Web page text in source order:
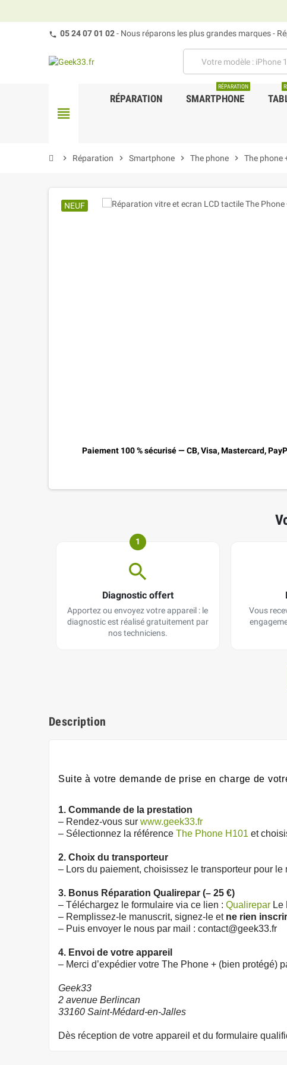
05 24 07 01 02- Nous réparons les plus grandes marques -
view_headline
RÉPARATION SMARTPHONE
RÉPARATION
chevron_right Réparation chevron_right Smartphone chevron_right The phone chevron_right The phone
NEUF
Paiement 100 % sécurisé — CB, Visa, Mastercard,
1
Diagnostic offert
Apportez ou envoyez votre appareil : le
diagnostic est réalisé gratuitement par
nos techniciens.
Vous
Description
Suite à votre demande de prise en charge de
1. Commande de la prestation
– Rendez-vous sur www.geek33.fr
– Sélectionnez la référence The Phone H101 et
2. Choix du transporteur
– Lors du paiement, choisissez le transporteur pour le
3. Bonus Réparation Qualirepar (– 25 €)
– Téléchargez le formulaire via ce lien : Qualirepar Le
– Remplissez-le manuscrit, signez-le et ne rien
– Puis envoyer le nous par mail : contact@geek33.fr
4. Envoi de votre appareil
– Merci d’expédier votre The Phone + (bien protégé)
Geek33
2 avenue Berlincan
33160 Saint-Médard-en-Jalles
Dès réception de votre appareil et du formulaire